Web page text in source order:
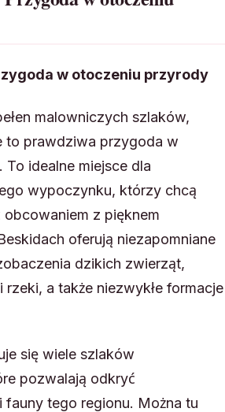
w otoczeniu przyrody
malowniczych szlaków,
to prawdziwa przygoda w
idealne miejsce dla
wypoczynku, którzy chcą
obcowaniem z pięknem
oferują niezapomniane
dzikich zwierząt,
a także niezwykłe formacje
się wiele szlaków
pozwalają odkryć
fauny tego regionu. Można tu